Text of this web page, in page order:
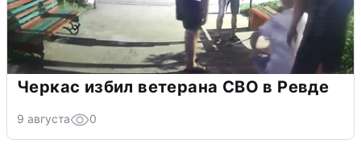
Черкас избил ветерана СВО в Ревде
9 августа 0